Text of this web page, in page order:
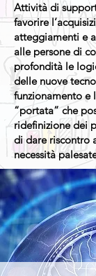
Attività di
favorire
atteggiamenti e
alle persone di
profondità le
delle nuove
funzionamento e
“portata” che
ridefinizione dei
di dare riscontro
necessità